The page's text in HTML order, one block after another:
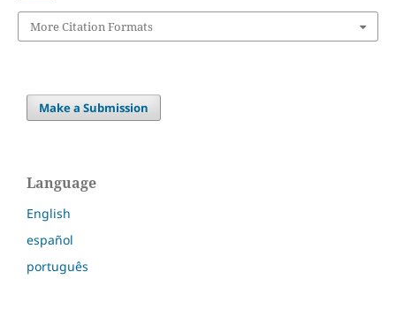
More Citation Formats
Make a Submission
Language
English
español
português